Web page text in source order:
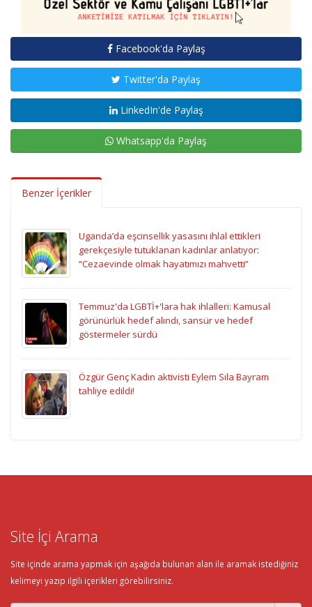
Facebook'da Paylaş
Twitter'da Paylaş
LinkedIn'de Paylaş
Whatsapp'da Paylaş
Benzer İçerikler
Uganda’da eşcinsellik yasasını ihlal ettikleri
gerekçesiyle tutuklanan kadınlar anlatıyor:
“Cezaevinde olmak hayatımızı mahvetti”
Temmuz'da LGBTİ+'lara hak ihlalleri: Kamusal
görünürlük hedef alındı, sansür ve hedef
göstermeler sürdü
Özgür Genç Kadın aktivisti Eylem Sıla Bayram
tahliye edildi!
Site İçi Arama
Site içinde arama yapmak için aşağıda bulunan alan ile aramak istediğiniz
kelimeyi yazıp ilgili içerikleri görebilirsiniz.